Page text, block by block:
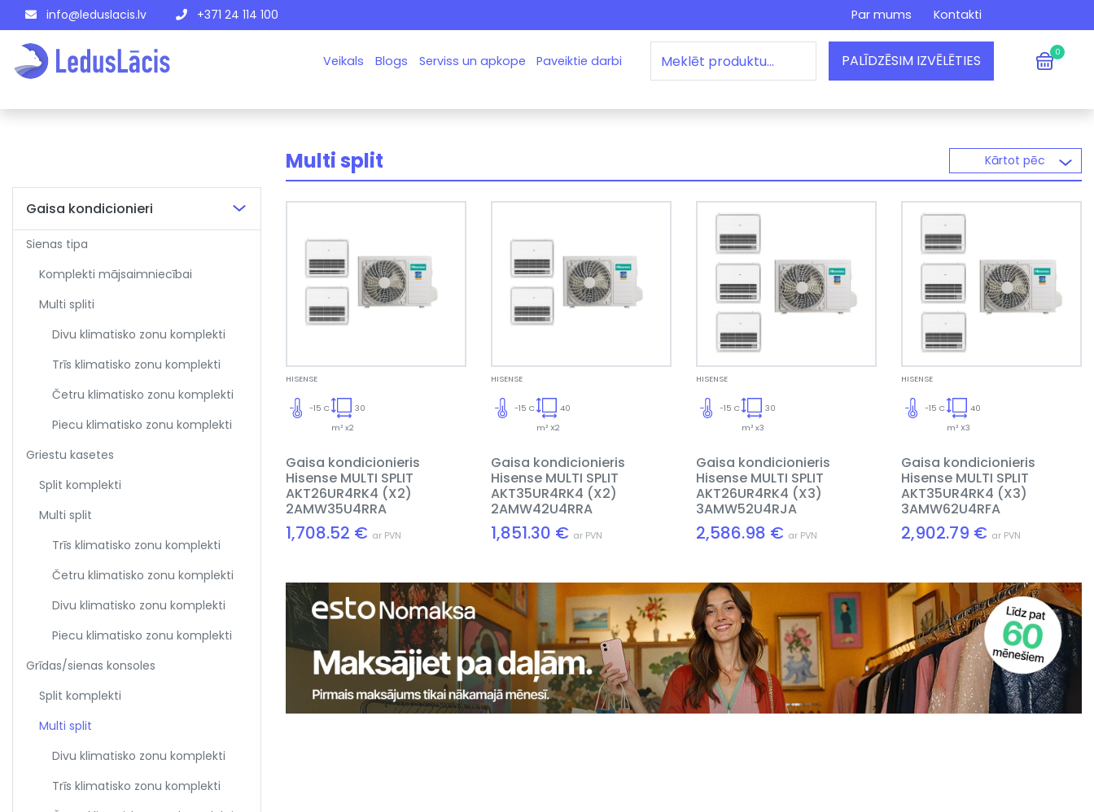
info@leduslacis.lv +371 24 114 100 Par mums Kontakti
Veikals Blogs Serviss un apkope Paveiktie darbi PALĪDZĒSIM IZVĒLĒTIES 0
Gaisa kondicionieri
Sienas tipa
Komplekti mājsaimniecībai
Multi spliti
Divu klimatisko zonu komplekti
Trīs klimatisko zonu komplekti
Četru klimatisko zonu komplekti
Piecu klimatisko zonu komplekti
Griestu kasetes
Split komplekti
Multi split
Trīs klimatisko zonu komplekti
Četru klimatisko zonu komplekti
Divu klimatisko zonu komplekti
Piecu klimatisko zonu komplekti
Grīdas/sienas konsoles
Split komplekti
Multi split
Divu klimatisko zonu komplekti
Trīs klimatisko zonu komplekti
Multi split Kārtot pēc
HISENSE
30
m² x2
-15 C
Gaisa kondicionieris
Hisense MULTI SPLIT
AKT26UR4RK4 (X2)
2AMW35U4RRA
1,708.52 € ar PVN
HISENSE
40
m² X2
-15 C
Gaisa kondicionieris
Hisense MULTI SPLIT
AKT35UR4RK4 (X2)
2AMW42U4RRA
1,851.30 € ar PVN
HISENSE
30
m² x3
-15 C
Gaisa kondicionieris
Hisense MULTI SPLIT
AKT26UR4RK4 (X3)
3AMW52U4RJA
2,586.98 € ar PVN
HISENSE
40
m² X3
-15 C
Gaisa kondicionieris
Hisense MULTI SPLIT
AKT35UR4RK4 (X3)
3AMW62U4RFA
2,902.79 € ar PVN